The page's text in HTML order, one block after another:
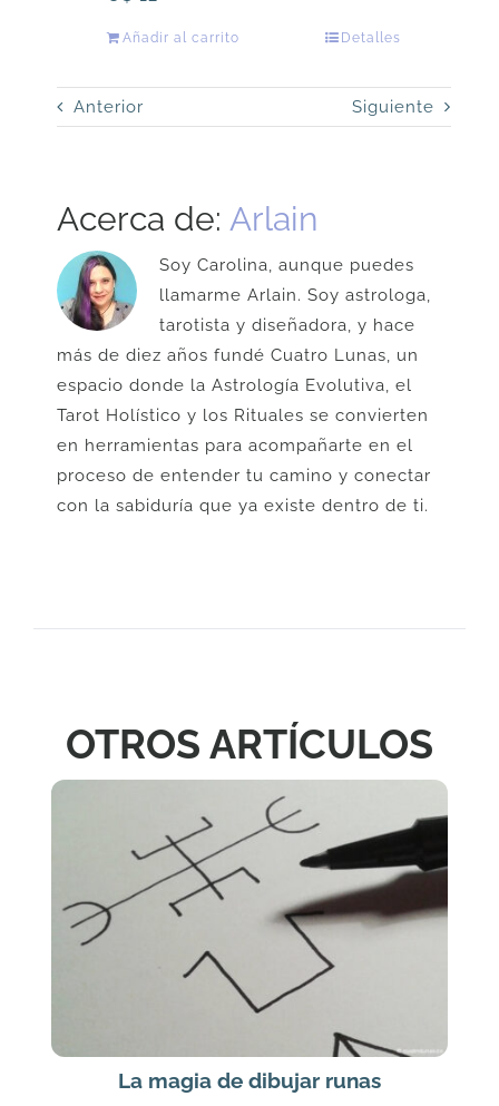
Añadir al carrito Detalles
Anterior Siguiente
Acerca de:Arlain
Soy Carolina, aunque puedes
llamarme Arlain. Soy astrologa,
tarotista y diseñadora, y hace
más de diez años fundé Cuatro Lunas, un
espacio donde la Astrología Evolutiva, el
Tarot Holístico y los Rituales se convierten
en herramientas para acompañarte en el
proceso de entender tu camino y conectar
con la sabiduría que ya existe dentro de ti.
OTROS ARTÍCULOS
La magia de dibujar runas